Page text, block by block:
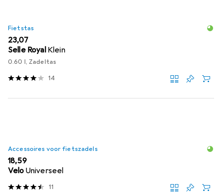
Fietstas
EUR
23,07
Selle Royal Klein
0.60 l, Zadeltas
14
Accessoires voor fietszadels
EUR
18,59
Velo Universeel
11